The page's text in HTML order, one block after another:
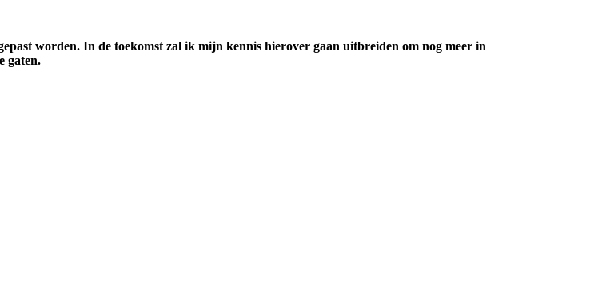
worden. In de toekomst zal ik mijn kennis hierover gaan uitbreiden om nog meer in
gaten.